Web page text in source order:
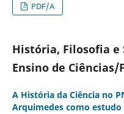
PDF/A
História, Filosofia e
Ensino de Ciências/
A História da Ciência no
Arquimedes como estudo